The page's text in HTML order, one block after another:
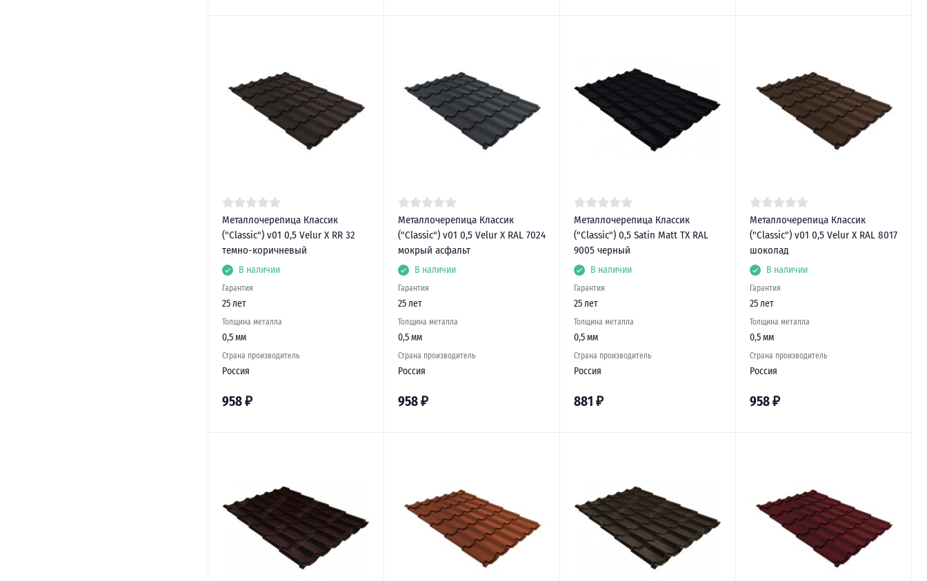
Металлочерепица Классик
("Classic") v01 0,5 Velur X RR 32
темно-коричневый
В наличии
Гарантия
25 лет
Толщина металла
0,5 мм
Страна производитель
Россия
958₽
Металлочерепица Классик
("Classic") v01 0,5 Velur X RAL 7024
мокрый асфальт
В наличии
Гарантия
25 лет
Толщина металла
0,5 мм
Страна производитель
Россия
958₽
Металлочерепица Классик
("Classic") 0,5 Satin Matt TX RAL
9005 черный
В наличии
Гарантия
25 лет
Толщина металла
0,5 мм
Страна производитель
Россия
881 ₽
Металлочерепица Классик
("Classic") v01 0,5 Velur X RAL 8017
шоколад
В наличии
Гарантия
25 лет
Толщина металла
0,5 мм
Страна производитель
Россия
958₽